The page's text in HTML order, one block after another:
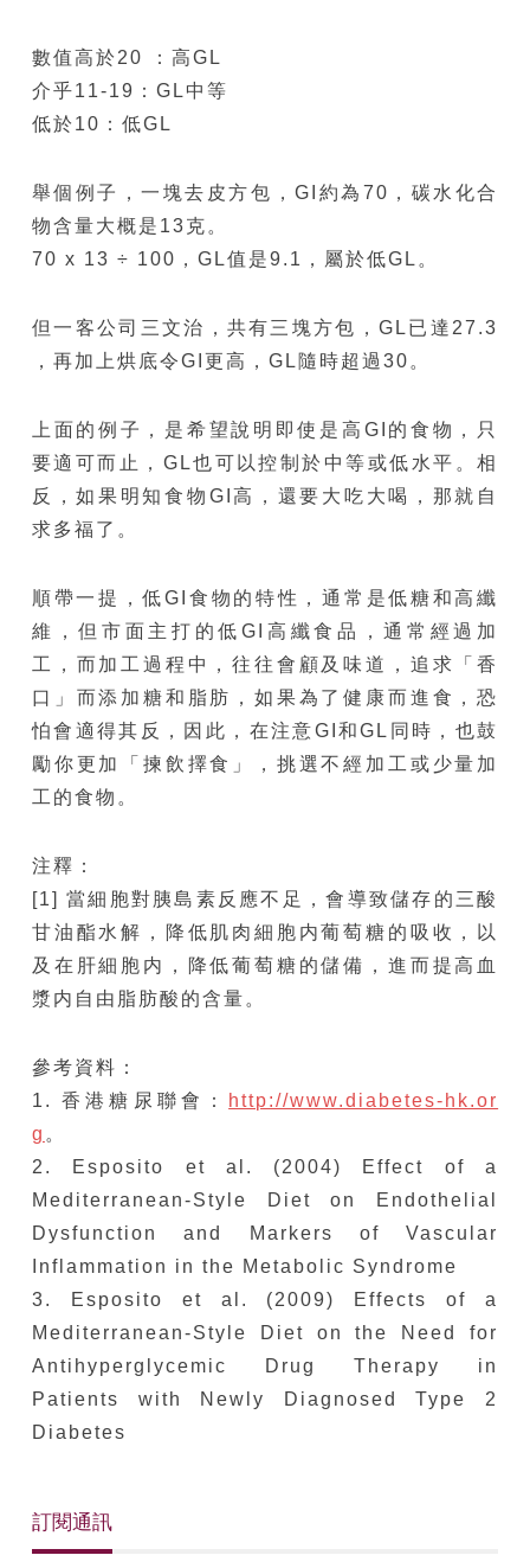
數值高於20 ：高GL
介乎11-19：GL中等
低於10：低GL
舉個例子，一塊去皮方包，GI約為70，碳水化合
物含量大概是13克。
70 x 13 ÷ 100，GL值是9.1，屬於低GL。
但一客公司三文治，共有三塊方包，GL已達27.3
，再加上烘底令GI更高，GL隨時超過30。
上面的例子，是希望說明即使是高GI的食物，只
要適可而止，GL也可以控制於中等或低水平。相
反，如果明知食物GI高，還要大吃大喝，那就自
求多福了。
順帶一提，低GI食物的特性，通常是低糖和高纖
維，但市面主打的低GI高纖食品，通常經過加
工，而加工過程中，往往會顧及味道，追求「香
口」而添加糖和脂肪，如果為了健康而進食，恐
怕會適得其反，因此，在注意GI和GL同時，也鼓
勵你更加「揀飲擇食」，挑選不經加工或少量加
工的食物。
注釋：
[1] 當細胞對胰島素反應不足，會導致儲存的三酸
甘油酯水解，降低肌肉細胞内葡萄糖的吸收，以
及在肝細胞内，降低葡萄糖的儲備，進而提高血
漿内自由脂肪酸的含量。
參考資料：
1. 香港糖尿聯會：
http://www.diabetes-hk.or
g 。
2. Esposito et al. (2004) Effect of a
Mediterranean-Style Diet on Endothelial
Dysfunction and Markers of Vascular
Inflammation in the Metabolic Syndrome
3. Esposito et al. (2009) Effects of a
Mediterranean-Style Diet on the Need for
Antihyperglycemic Drug Therapy in
Patients with Newly Diagnosed Type 2
Diabetes
訂閱通訊